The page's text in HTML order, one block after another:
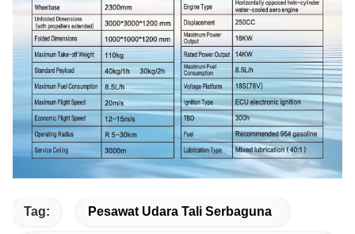
Tag: Pesawat Udara Tali Serbaguna